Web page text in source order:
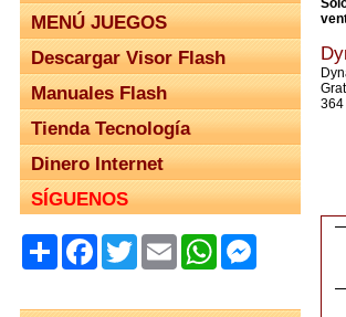
MENÚ JUEGOS
Descargar Visor Flash
Manuales Flash
Tienda Tecnología
Dinero Internet
SÍGUENOS
ShareFacebook
TwitterEmailWhatsApp
364